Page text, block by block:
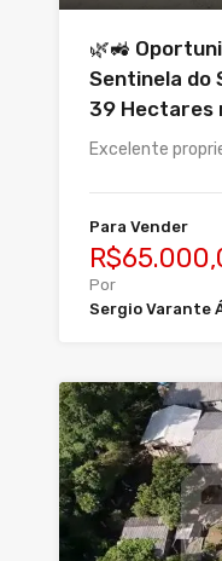
🌿🚜
Sentinela do
39 Hectares
Excelente
Para Vender
Por
Sergio Varante